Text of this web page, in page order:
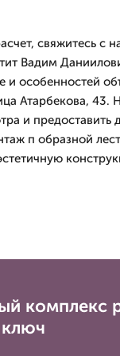
свяжитесь с
Вадим
и особенностей
Атарбекова, 43.
и предоставить
п образной
комплекс